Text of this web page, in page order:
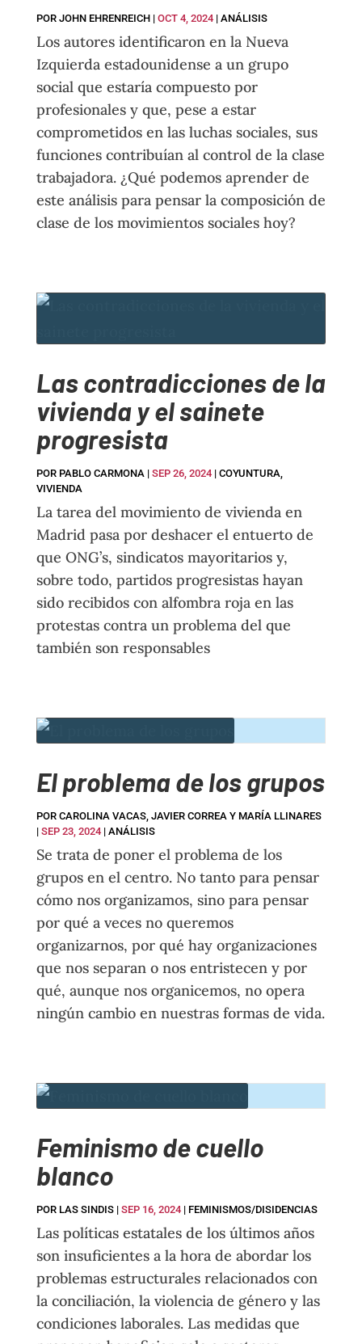
POR JOHN EHRENREICH| OCT 4, 2024| ANÁLISIS
Los autores identificaron en la Nueva
Izquierda estadounidense a un grupo
social que estaría compuesto por
profesionales y que, pese a estar
comprometidos en las luchas sociales, sus
funciones contribuían al control de la clase
trabajadora. ¿Qué podemos aprender de
este análisis para pensar la composición de
clase de los movimientos sociales hoy?
Las contradicciones de la
vivienda y el sainete
progresista
POR PABLO CARMONA | SEP 26, 2024| COYUNTURA
VIVIENDA
La tarea del movimiento de vivienda en
Madrid pasa por deshacer el entuerto de
que ONG’s, sindicatos mayoritarios y,
sobre todo, partidos progresistas hayan
sido recibidos con alfombra roja en las
protestas contra un problema del que
también son responsables
El problema de los grupos
POR CAROLINA VACAS, JAVIER CORREA Y MARÍA LLINARES
| SEP 23, 2024| ANÁLISIS
Se trata de poner el problema de los
grupos en el centro. No tanto para pensar
cómo nos organizamos, sino para pensar
por qué a veces no queremos
organizarnos, por qué hay organizaciones
que nos separan o nos entristecen y por
qué, aunque nos organicemos, no opera
ningún cambio en nuestras formas de vida.
Feminismo de cuello
blanco
POR LAS SINDIS| SEP 16, 2024| FEMINISMOS/DISIDENCIAS
Las políticas estatales de los últimos años
son insuficientes a la hora de abordar los
problemas estructurales relacionados con
la conciliación, la violencia de género y las
condiciones laborales. Las medidas que